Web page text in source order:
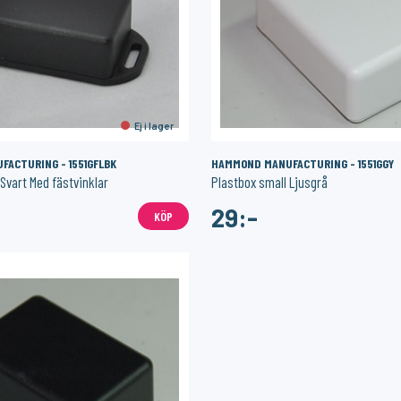
I lager
KÖP
I lager
SONOFF
199:- KÖP
SONOFF
Zigbee USB
279:-
Ej i lager
- 1551GFLBK
Med fästvinklar
KÖP
HAMMOND MANUFACTURING - 1551GGY
Plastbox small Ljusgrå
29:-